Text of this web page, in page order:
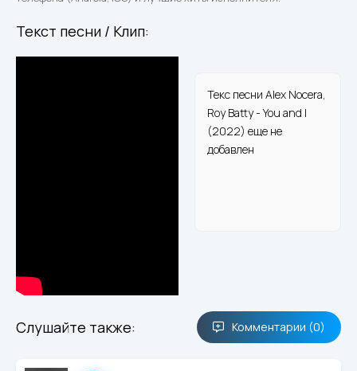
Текст песни / Клип:
Текс песни Alex Nocera,
Roy Batty - You and I
(2022) еще не
добавлен
Слушайте также: Комментарии (0)